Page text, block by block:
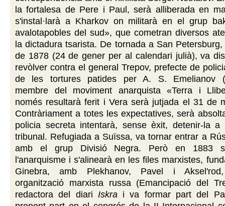
la fortalesa de Pere i Paul, serà alliberada en
s'instal·larà a Kharkov on militarà en el grup
avalotapobles del sud», que cometran diversos
la dictadura tsarista. De tornada a San
de 1878 (24 de gener per al calendari julià), va
revòlver contra el general Trepov, prefecte de
de les tortures patides per A. S. Emelianov (
membre del moviment anarquista «Terra i
només resultarà ferit i Vera serà jutjada el 31 de
Contràriament a totes les expectatives, serà
policia secreta intentarà, sense èxit, detenir-la
tribunal. Refugiada a Suïssa, va tornar entrar a
amb el grup Divisió Negra. Però en 1883
l'anarquisme i s'alinearà en les files marxistes,
Ginebra, amb Plekhanov, Pavel i
organització marxista russa (Emancipació del
redactora del diari Iskra i va formar part del